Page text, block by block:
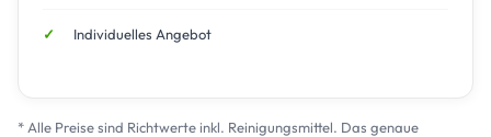
Individuelles Angebot
* Alle Preise sind Richtwerte inkl. Reinigungsmittel. Das genaue